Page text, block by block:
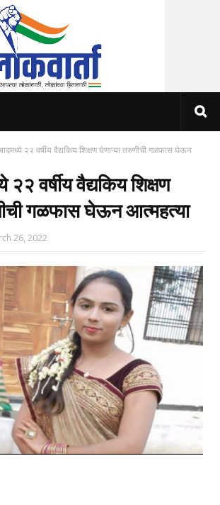
२२ वर्षीय वैद्यकिय शिक्षण घेणाऱ्या तरुणीची गळफास घेऊन
वर्षीय वैद्यकिय शिक्षण
गळफास घेऊन आत्महत्या
26, 2022